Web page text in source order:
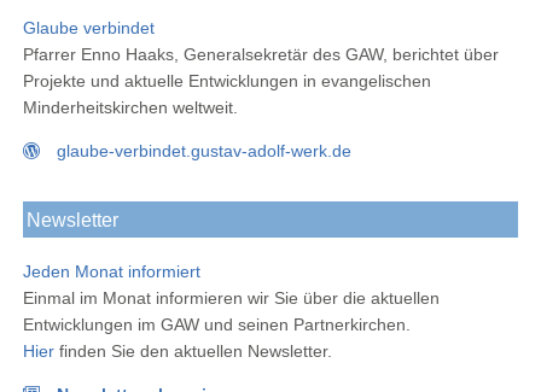
Glaube verbindet
Pfarrer Enno Haaks, Generalsekretär des GAW, berichtet über
Projekte und aktuelle Entwicklungen in evangelischen
Minderheitskirchen weltweit.
glaube-verbindet.gustav-adolf-werk.de
Newsletter
Jeden Monat informiert
Einmal im Monat informieren wir Sie über die aktuellen
Entwicklungen im GAW und seinen Partnerkirchen.
Hierfinden Sie den aktuellen Newsletter.